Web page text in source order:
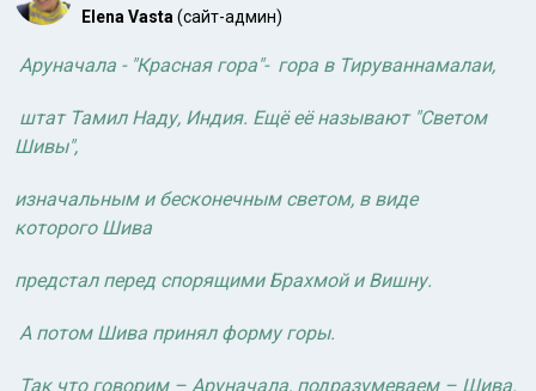
Elena Vasta (сайт-админ)
Аруначала - "Красная гора"- гора в Тируваннамалаи,
штат Тамил Наду, Индия. Ещё её называют "Светом
Шивы",
изначальными бесконечным светом, в виде
которого Шива
предстал перед спорящими Брахмой и Вишну.
А потом Шива принял форму горы.
Так что говорим – Аруначала, подразумеваем – Шива.